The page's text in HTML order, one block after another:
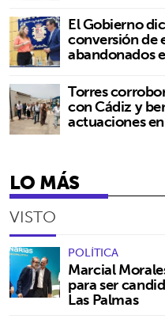
El Gobierno
conversión de
abandonados
Torres
con Cádiz y
actuaciones
LO MÁS
VISTO
POLÍTICA
Marcial
para ser
Las Palmas